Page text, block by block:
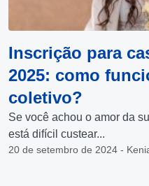
Inscrição para
2025: como
coletivo?
Se você achou o amor da
está difícil custear...
20 de setembro de 2024 -